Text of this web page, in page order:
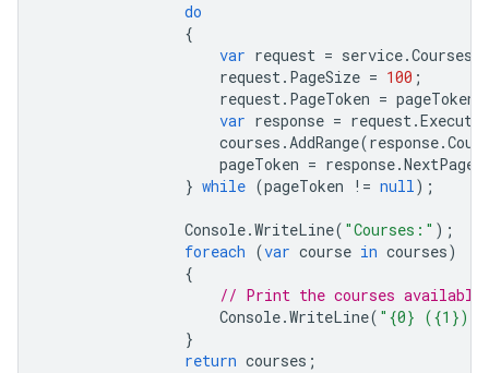
do
{
var request = service.Courses
request. PageSize = 100 ;
request. PageToken = pageToken
var response = request.Execute
courses .AddRange(response.
pageToken = response.
} while (pageToken != null);
Console.WriteLine( "Courses:" );
foreach (var course in courses)
{
// Print the courses available
Console.WriteLine( "{0} ({1})"
}
return courses ;